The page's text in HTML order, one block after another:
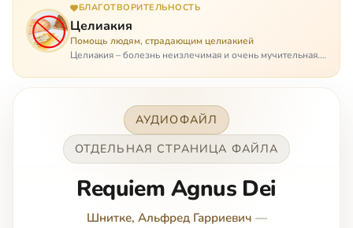
БЛАГОТВОРИТЕЛЬНОСТЬ
Целиакия
Помощь людям, страдающим целиакией
Целиакия – болезнь неизлечимая и очень мучительная.
целиакией страдает в одиночестве, не представляя
АУДИОФАЙЛ
ОТДЕЛЬНАЯ СТРАНИЦА ФАЙЛА
Requiem Agnus Dei
Шнитке, Альфред Гарриевич —